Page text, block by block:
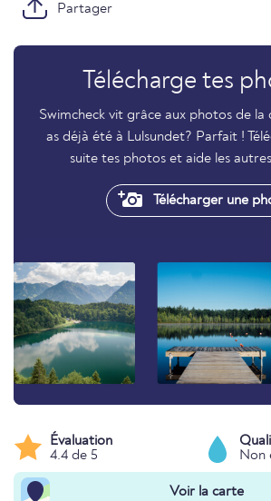
Partager
Télécharge tes
Swimcheck vit grâce aux photos de la
as déjà été à Lulsundet? Parfait !
suite tes photos et aide les
Télécharger une
Évaluation
4.4 de 5
Non
Voir la carte